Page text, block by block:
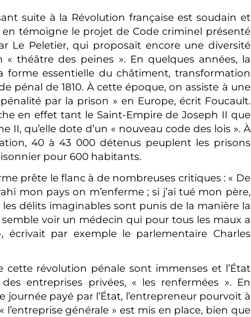
suite à la Révolution française est soudain et
témoigne le projet de Code criminel présenté
Le Peletier, qui proposait encore une diversité
théâtre des peines ». En quelques années, la
forme essentielle du châtiment, transformation
pénal de 1810. À cette époque, on assiste à une
par la prison » en Europe, écrit Foucault.
en effet tant le Saint-Empire de Joseph II que
II, qu’elle dote d’un « nouveau code des lois ». À
40 à 43 000 détenus peuplent les prisons
pour 600 habitants.
prête le flanc à de nombreuses critiques : « De
mon pays on m’enferme ; si j’ai tué mon père,
les délits imaginables sont punis de la manière la
voir un médecin qui pour tous les maux a
écrivait par exemple le parlementaire Charles
cette révolution pénale sont immenses et l’État
entreprises privées, « les renfermées ». En
journée payé par l’État, l’entrepreneur pourvoit à
l’entreprise générale » est mis en place, bien que